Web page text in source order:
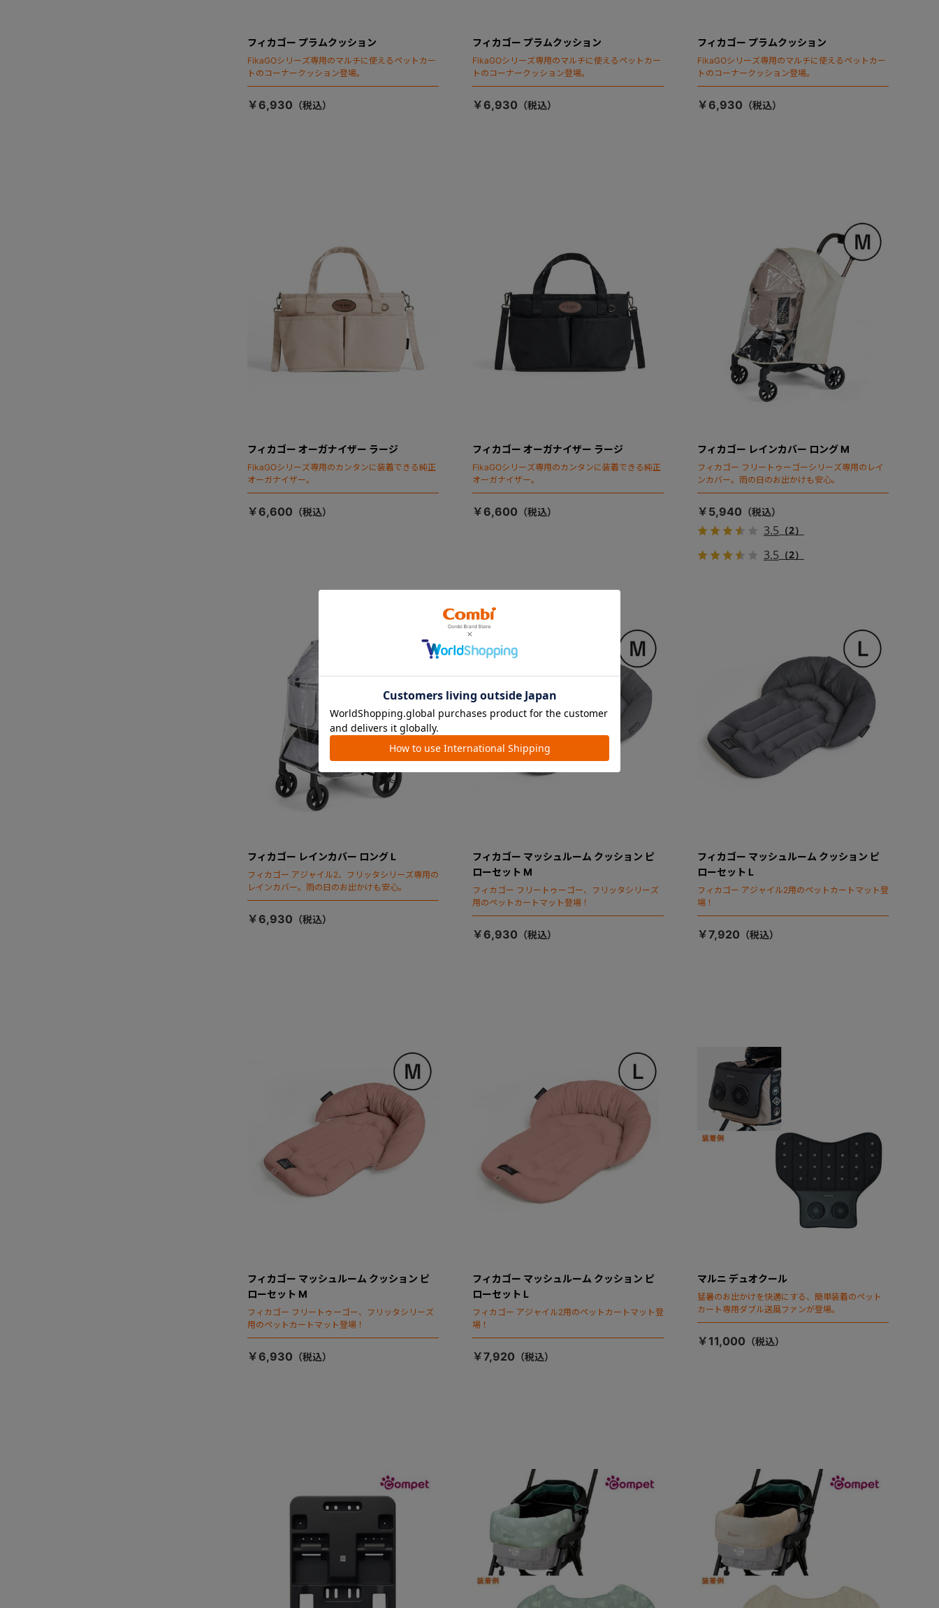
フィカゴー プラムクッション
FikaGOシリーズ専用のマルチに使えるペットカー
トのコーナークッション登場。
￥6,930
フィカゴー プラムクッション
FikaGOシリーズ専用のマルチに使えるペットカー
トのコーナークッション登場。
￥6,930
フィカゴー プラムクッション
FikaGOシリーズ専用のマルチに使えるペットカー
トのコーナークッション登場。
￥6,930
フィカゴー オーガナイザー ラージ
FikaGOシリーズ専用のカンタンに装着できる純正
オーガナイザー。
￥6,600
フィカゴー オーガナイザー ラージ
FikaGOシリーズ専用のカンタンに装着できる純正
オーガナイザー。
￥6,600
フィカゴー レインカバー ロング M
フィカゴー フリートゥーゴーシリーズ専用のレイ
ンカバー。雨の日のお出かけも安心。
￥5,940
3.5 （2）
3.5 （2）
フィカゴー レインカバー ロング L
フィカゴー アジャイル2、フリッタシリーズ専用の
レインカバー。雨の日のお出かけも安心。
￥6,930
フィカゴー マッシュルーム クッション ピ
ローセット M
フィカゴー フリートゥーゴー、フリッタシリーズ
用のペットカートマット登場！
￥6,930
フィカゴー マッシュルーム クッション ピ
ローセット L
フィカゴー アジャイル2用のペットカートマット登
場！
￥7,920
フィカゴー マッシュルーム クッション ピ
ローセット M
フィカゴー フリートゥーゴー、フリッタシリーズ
用のペットカートマット登場！
￥6,930
フィカゴー マッシュルーム クッション ピ
ローセット L
フィカゴー アジャイル2用のペットカートマット登
場！
￥7,920
マルニ デュオクール
猛暑のお出かけを快適にする、簡単装着のペット
カート専用ダブル送風ファンが登場。
￥11,000